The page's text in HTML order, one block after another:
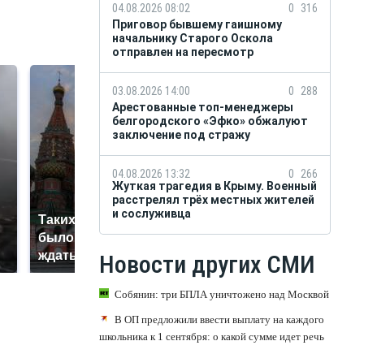
Таких событий не
было с 1945: чего
ждать всем нам?
продукта: что купить?
04.08.2026 08:02 0
316
Приговор бывшему гаишному
начальнику Старого Оскола
отправлен на пересмотр
03.08.2026 14:00 0
288
Арестованные топ-менеджеры
белгородского «Эфко» обжалуют
заключение под стражу
04.08.2026 13:32 0
266
Жуткая трагедия в Крыму. Военный
расстрелял трёх местных жителей
и сослуживца
Новости других СМИ
Собянин: три БПЛА уничтожено над Москвой
В ОП предложили ввести выплату на каждого
школьника к 1 сентября: о какой сумме идет речь